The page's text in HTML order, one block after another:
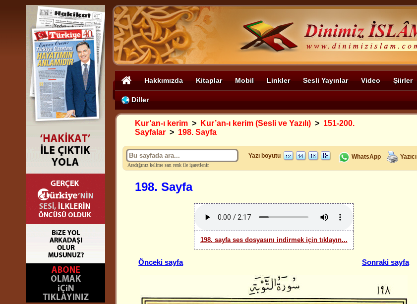
Hakkımızda Kitaplar Mobil Linkler Sesli Yayınlar Video Şiirler
Diller
Kur’an-ı kerim > Kur’an-ı kerim (Sesli ve Yazılı) > 151-200.
Sayfalar > 198. Sayfa
Aradığınız kelime sarı renk ile işaretlenir.
Yazı boyutu WhatsApp Yazıcı
198. Sayfa
198. sayfa ses dosyasını indirmek için tıklayın...
Önceki sayfa Sonraki sayfa